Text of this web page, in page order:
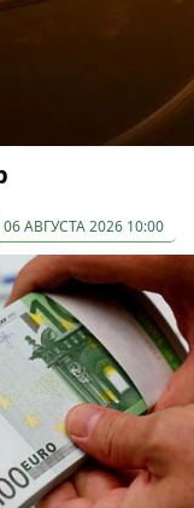
06 АВГУСТА 2026 10:00